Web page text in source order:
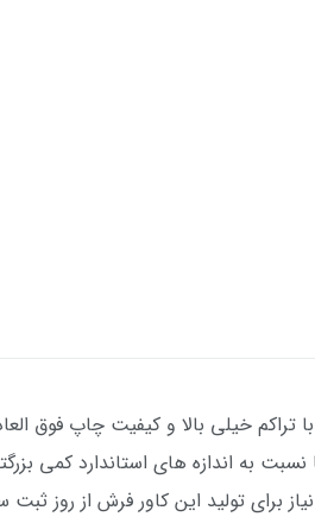
خیلی بالا و کیفیت چاپ فوق
شود. در صورتی که فرش شما نسبت به اندازه های استاندارد